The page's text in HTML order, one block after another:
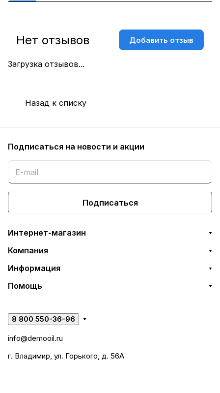
Загрузка отзывов...
Нет отзывов Добавить отзыв
Назад к списку
Подписаться на новости и акции
Подписаться
Интернет-магазин
Компания
Информация
Помощь
8 800 550-36-96
info@demooil.ru
г. Владимир, ул. Горького, д. 56А